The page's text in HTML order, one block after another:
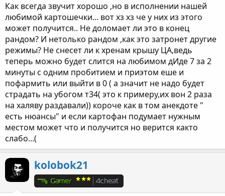
Как всегда звучит хорошо ,но в исполнении нашей
любимой картошечки... вот хз хз че у них из этого
может получится.. Не доломает ли это в конец
рандом? И нетолько рандом ,как это затронет другие
режимы? Не снесет ли к хренам крышу ЦА,ведь
теперь можно будет слится на любимом дИде 7 за 2
минуты с одним пробитием и приэтом еше и
пофармить или выйти в 0 ( а значит не надо будет
страдать на убогом т34( это к примеру,их вон 2 раза
на халяву раздавали)) короче как в том анекдоте "
есть нюансы" и если картофан подумает нужным
местом может что и получится но верится както
слабо...(
kolobok21